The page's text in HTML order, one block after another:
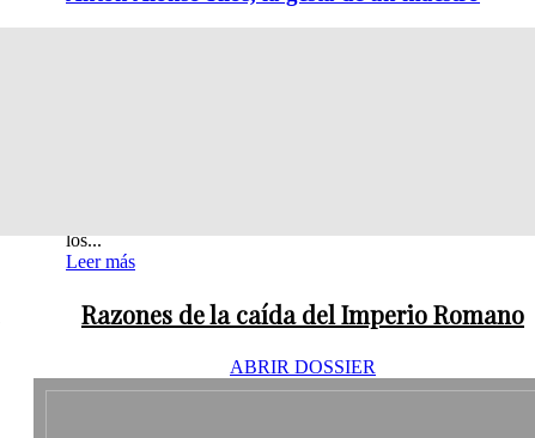
los...
Leer más
Razones de la caída del Imperio Romano
ABRIR DOSSIER